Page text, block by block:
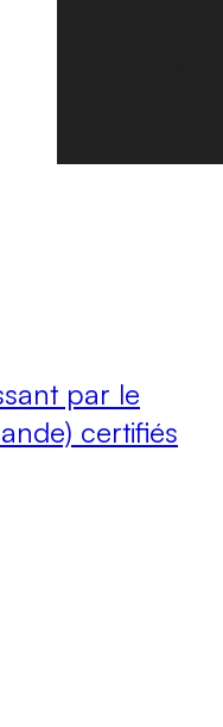
par le
certifiés